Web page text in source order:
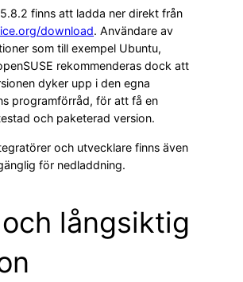
finns att ladda ner direkt från
download. Användare av
som till exempel Ubuntu,
rekommenderas dock att
dyker upp i den egna
programförråd, för att få en
och paketerad version.
och utvecklare finns även
för nedladdning.
långsiktig